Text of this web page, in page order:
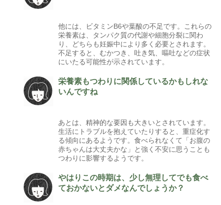
他には、ビタミンB6や葉酸の不足です。これらの
栄養素は、タンパク質の代謝や細胞分裂に関わ
り、どちらも妊娠中により多く必要とされます。
不足すると、むかつき、吐き気、嘔吐などの症状
にいたる可能性が示されています。
栄養素もつわりに関係しているかもしれな
いんですね
あとは、精神的な要因も大きいとされています。
生活にトラブルを抱えていたりすると、重症化す
る傾向にあるようです。食べられなくて「お腹の
赤ちゃんは大丈夫かな」と強く不安に思うことも
つわりに影響するようです。
やはりこの時期は、少し無理してでも食べ
ておかないとダメなんでしょうか？